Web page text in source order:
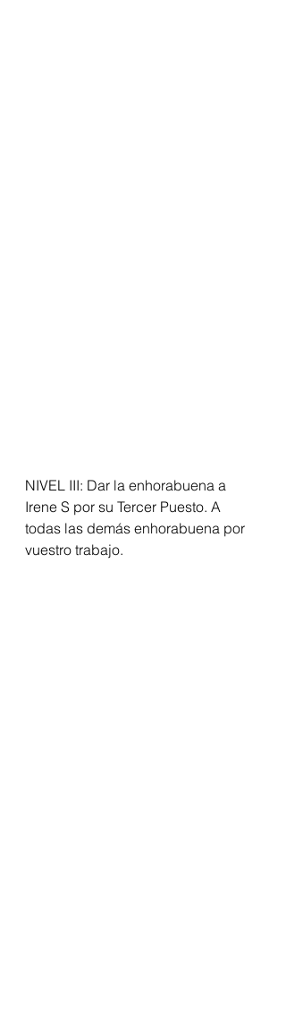
NIVEL III: Dar la enhorabuena a
Irene S por su Tercer Puesto. A
todas las demás enhorabuena por
vuestro trabajo.